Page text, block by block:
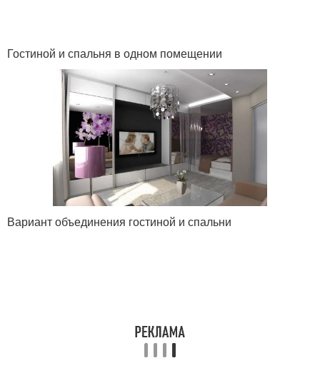
Гостиной и спальня в одном помещении
Вариант объединения гостиной и спальни